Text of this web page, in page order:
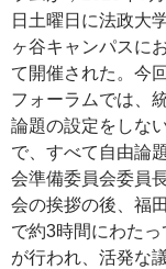
日土曜日に法政大
ヶ谷キャンパスに
て開催された。今
フォーラムでは、
論題の設定をしな
で、すべて自由論
会準備委員会委員
会の挨拶の後、福
で約3時間にわた
が行われ、活発な